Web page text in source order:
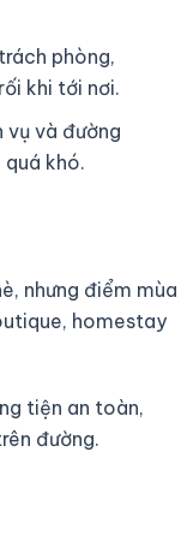
phòng,
khi tới nơi.
và đường
khó.
nhưng điểm mùa
homestay
tiện an toàn,
đường.